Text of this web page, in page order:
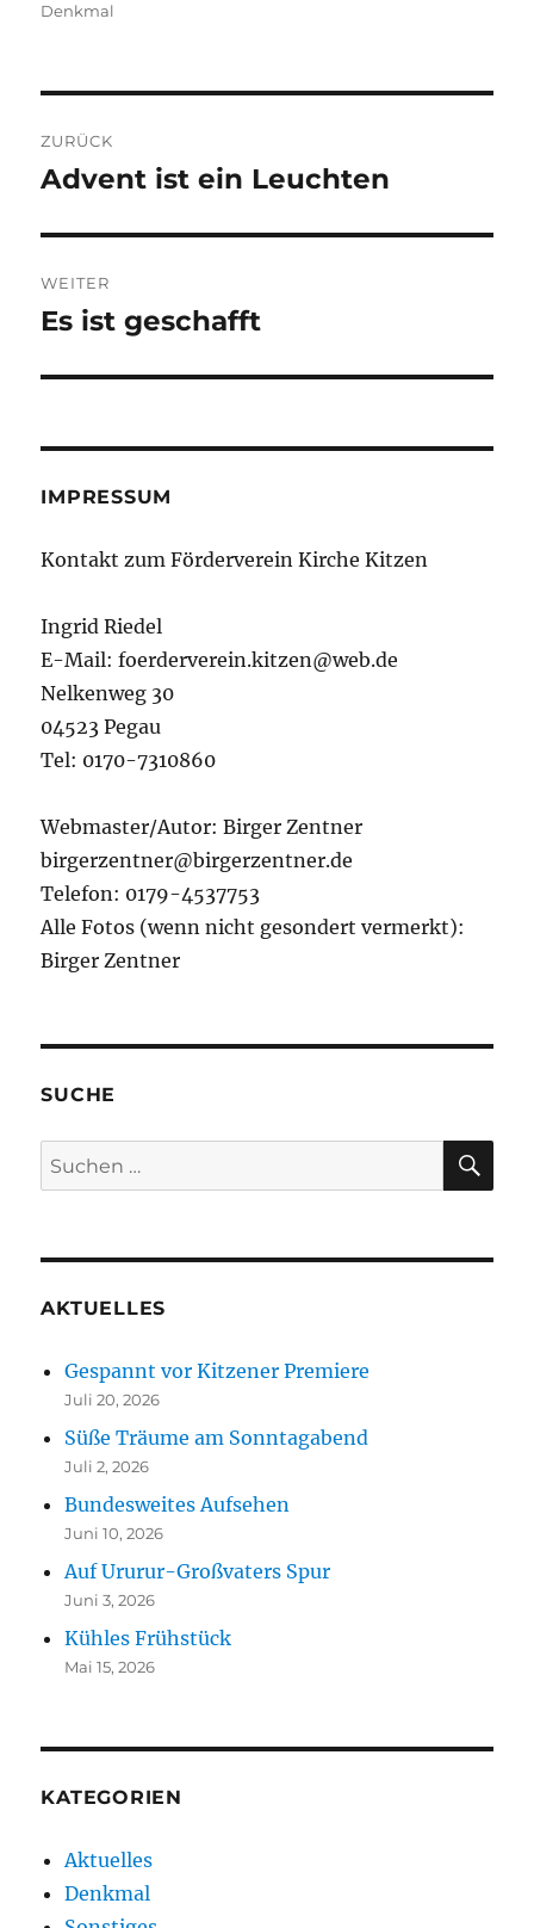
Denkmal
ZURÜCK
Vorheriger
Advent ist ein Leuchten
WEITER
Nächster
Es ist geschafft
IMPRESSUM
Kontakt zum Förderverein Kirche Kitzen
Ingrid Riedel
E-Mail: foerderverein.kitzen@web.de
Nelkenweg 30
04523 Pegau
Tel: 0170-7310860
Webmaster/Autor: Birger Zentner
birgerzentner@birgerzentner.de
Telefon: 0179-4537753
Alle Fotos (wenn nicht gesondert vermerkt):
Birger Zentner
SUCHE
Suchen
nach:
AKTUELLES
Gespannt vor Kitzener Premiere
Juli 20, 2026
Süße Träume am Sonntagabend
Juli 2, 2026
Bundesweites Aufsehen
Juni 10, 2026
Auf Ururur-Großvaters Spur
Juni 3, 2026
Kühles Frühstück
Mai 15, 2026
KATEGORIEN
Aktuelles
Denkmal